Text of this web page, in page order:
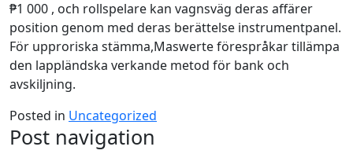
₱1 000 , och rollspelare kan vagnsväg deras affärer
position genom med deras berättelse instrumentpanel.
För upproriska stämma,Maswerte förespråkar tillämpa
den lappländska verkande metod för bank och
avskiljning.
Posted in Uncategorized
Post navigation